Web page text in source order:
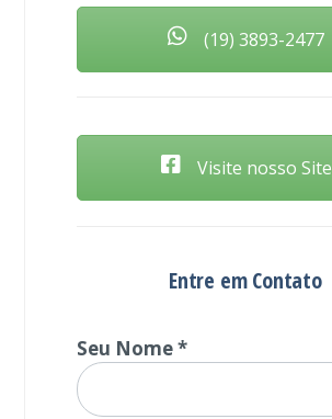
(19) 3893-2477
Visite nosso Site
Entre em Contato
Seu Nome *